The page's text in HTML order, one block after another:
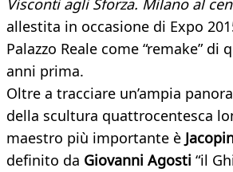
Visconti agli Sforza. Milano al
allestita in occasione di Expo
Palazzo Reale come “remake” di
anni prima.
Oltre a tracciare un’ampia
della scultura quattrocentesca
maestro più importante è
definito da Giovanni Agosti “il